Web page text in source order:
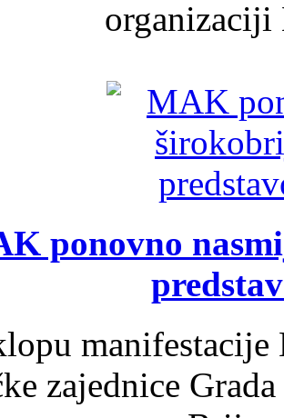
organizaciji
ponovno
zajednice